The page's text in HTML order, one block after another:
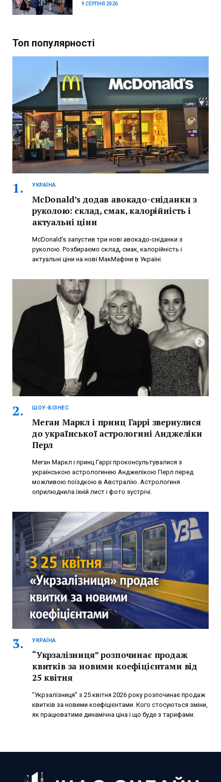
9 СЕРПНЯ 2026
Топ популярності
УКРАЇНА
McDonald’s додав авокадо-сніданки з
руколою: склад, смак, калорійність і
актуальні ціни
McDonald’s запустив три нові авокадо-сніданки з
руколою. Розбираємо склад, смак, калорійність і
актуальні ціни на нові МакМафіни в Україні.
ШОУ-БІЗНЕС
Меган Маркл і принц Гаррі звернулися
до української астрологині Анджеліки
Перл
Меган Маркл і принц Гаррі проконсультувалися з
українською астрологинею Анджелікою Перл перед
можливою поїздкою в Австралію. Астрологиня
оприлюднила їхній лист і фото зустрічі.
УКРАЇНА
“Укрзалізниця” розпочинає продаж
квитків за новими коефіцієнтами від
25 квітня
“Укрзалізниця” з 25 квітня 2026 року розпочинає продаж
квитків за новими коефіцієнтами. Кого стосуються зміни,
як працюватиме динамічна ціна і що буде з тарифами.